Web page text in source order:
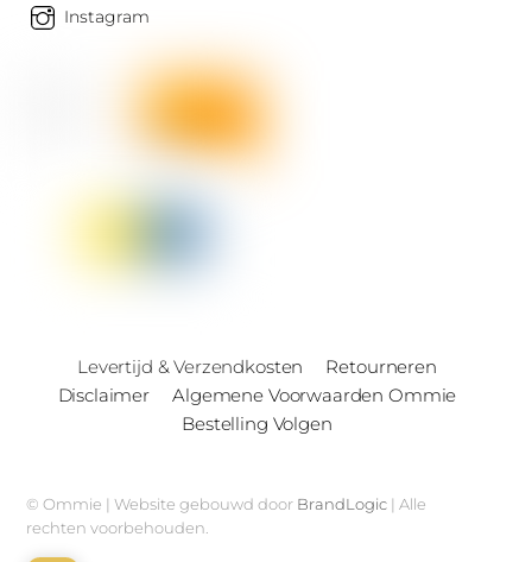
Instagram
Levertijd & Verzendkosten
Retourneren
Disclaimer
Algemene Voorwaarden Ommie
Bestelling Volgen
© Ommie | Website gebouwd door BrandLogic | Alle
rechten voorbehouden.